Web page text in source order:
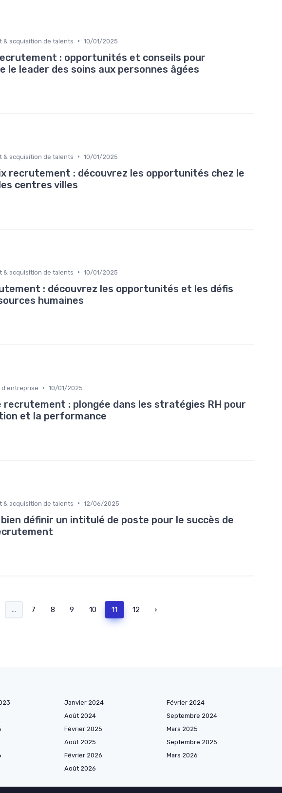
& acquisition de talents • 10/01/2025
: opportunités et conseils pour
le leader des soins aux personnes âgées
& acquisition de talents • 10/01/2025
recrutement : découvrez les opportunités chez le
centres villes
& acquisition de talents • 10/01/2025
: découvrez les opportunités et les défis
humaines
d'entreprise • 10/01/2025
recrutement : plongée dans les stratégies RH pour
et la performance
& acquisition de talents • 12/06/2025
définir un intitulé de poste pour le succès de
... 7 8 9 10 11 12 ›
Janvier 2024
Février 2024
Août 2024
Septembre 2024
Février 2025
Mars 2025
Août 2025
Septembre 2025
Février 2026
Mars 2026
Août 2026